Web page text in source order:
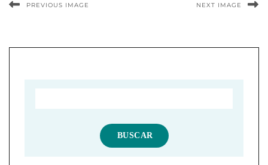
PREVIOUS IMAGE NEXT IMAGE